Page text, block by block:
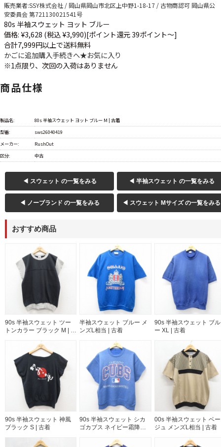
販売業者:SSY株式会社 / 岡山県岡山市北区上中野1-18-17 / 古物商認可 岡山県公
安委員会 第721130021541号
80s 半袖スウェット ヨット ブルー
価格: ¥3,628 (税込 ¥3,990)[ポイント還元 39ポイント～]
合計7,999円以上で送料無料
かごに追加購入手続きへ★お気に入り
※1点限り、次回の入荷はありません
商品仕様
製品名:
80s 半袖スウェット ヨット ブルー M | 古着
型番:
sws26040419
メーカー:
RushOut
区分:
中古
◀ スウェット の一覧をみる ◀ 半袖スウェット の一覧をみる
◀ ノーブランド の一覧をみる ◀ スウェット Mサイズ の一覧をみる
おすすめ商品
90s 半袖スウェット ツー
トンカラー ブラック M | 古
半袖スウェット ブルー メ
ンズL相当 | 古着
90s 半袖スウェット ブル
ー XL | 古着
90s 半袖スウェット 神風
ブラック S | 古着
90s 半袖スウェット シカ
ゴカブス ネイビー霜降り
00s 半袖スウェット ベー
ジュ メンズL相当 | 古着